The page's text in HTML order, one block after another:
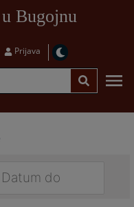
Bugojnu
Prijava